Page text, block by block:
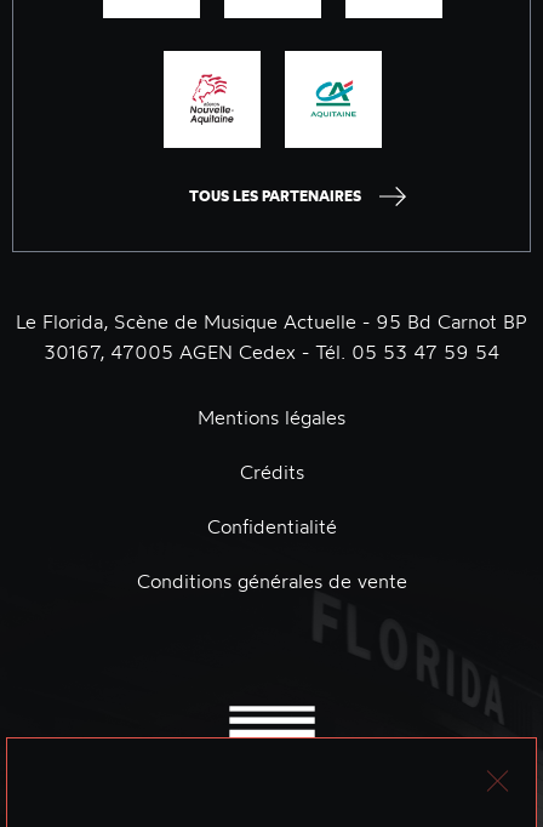
TOUS LES PARTENAIRES
Le Florida, Scène de Musique Actuelle - 95 Bd Carnot BP
30167, 47005 AGEN Cedex - Tél. 05 53 47 59 54
Mentions légales
Crédits
Confidentialité
Conditions générales de vente